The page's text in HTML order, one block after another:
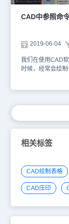
放比例因子，即
浩辰CAD软件中
的CAD教程文章
CAD中参照命
2019-06-04
我们在使用CAD
时候，经常会绘
击“打开”按钮，
框跟光栅图像插
X\Y\Z三个轴向比
为1，也就是一般
部参照还分附着
一下“块单位”，
接点“确定”按钮
入。外部参照与
了插入图纸的路
纸A插入图纸B中
相关标签
CAD绘制表格
CAD压印